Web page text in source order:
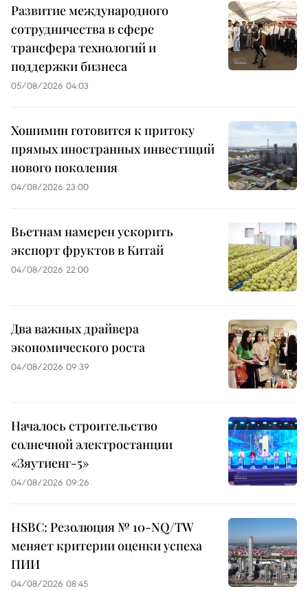
Развитие международного
сотрудничества в сфере
трансфера технологий и
поддержки бизнеса
05/08/2026 04:03
Хошимин готовится к притоку
прямых иностранных инвестиций
нового поколения
04/08/2026 23:00
Вьетнам намерен ускорить
экспорт фруктов в Китай
04/08/2026 22:00
Два важных драйвера
экономического роста
04/08/2026 09:39
Началось строительство
солнечной электростанции
«Зяутиенг-5»
04/08/2026 09:26
HSBC: Резолюция № 10-NQ/TW
меняет критерии оценки успеха
ПИИ
04/08/2026 08:45